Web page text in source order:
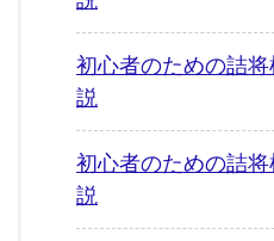
初心者のための詰
説
初心者のための詰
説